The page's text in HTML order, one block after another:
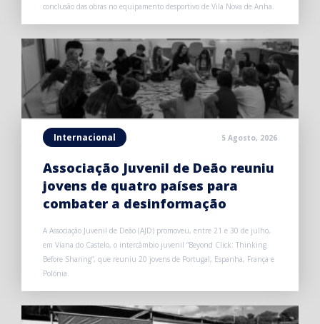
conclusão das obras no equipamento desportivo de Vila Nova de Anha.
Internacional 5 Agosto, 2026
Associação Juvenil de Deão reuniu
jovens de quatro países para
combater a desinformação
A Associação Juvenil de Deão (AJD) promoveu, entre 21 e 30 de julho,
em Viana do Castelo, o intercâmbio juvenil “Beyond Click: Thinking
Before Sharing”, que reuniu 20 jovens de Portugal, Espanha, França e
Polónia.